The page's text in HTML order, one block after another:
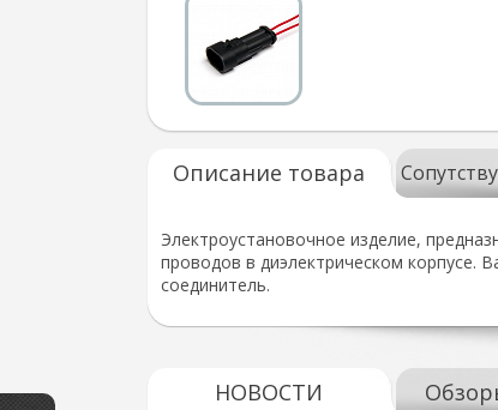
Описание товара
Электроустановочное изделие,
проводов в диэлектрическом
соединитель.
НОВОСТИ